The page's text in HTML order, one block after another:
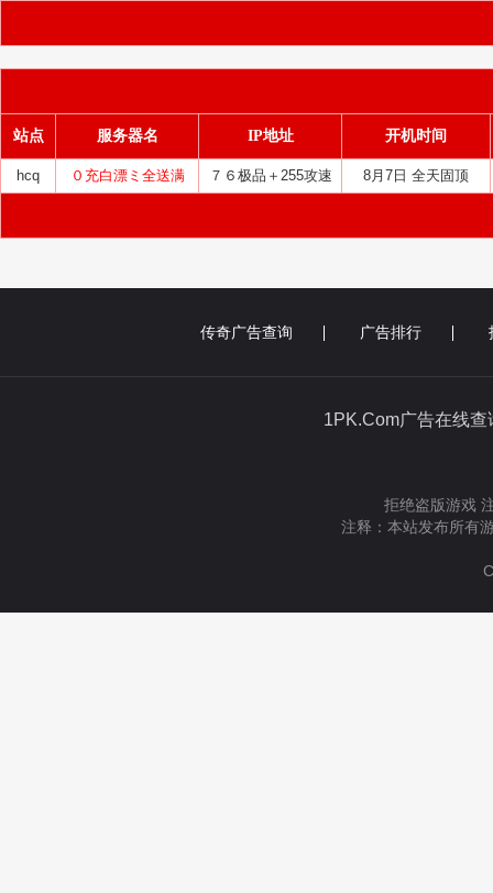
站点 服务器名 IP地址 开机时间
hcq ０充白漂ミ全送满 ７６极品＋255攻速 8月7日 全天固顶
传奇广告查询 广告排行
1PK.Com广告在
拒绝盗版游戏
注释：本站发布所有